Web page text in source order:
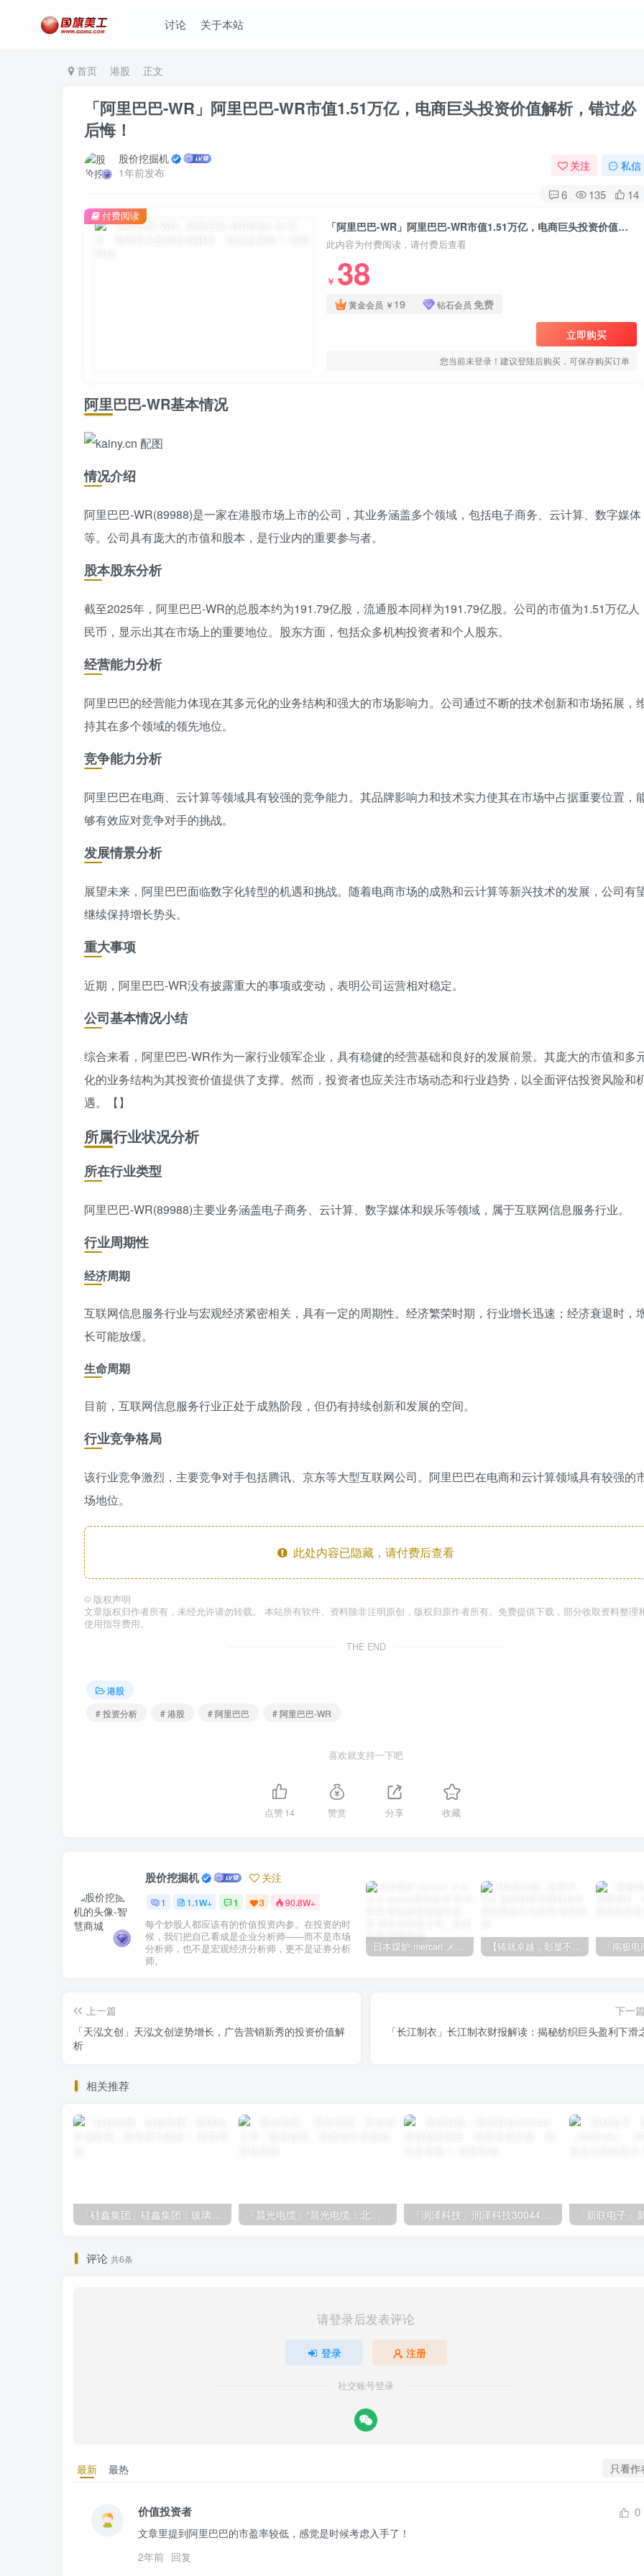
讨论 关于本站
首页 港股 正文
「阿里巴巴-WR」阿里巴巴-WR市值1.51万亿，电商巨头投资价值解析，错过必
后悔！
股价挖掘机
1年前发布
关注 私信
6 135 14
「阿里巴巴-WR」阿里巴巴-WR市值1.51万亿，电商巨头投资价值解析，错过必后悔！
此内容为付费阅读，请付费后查看
￥ 38
黄金会员 ￥ 19 钻石会员 免费
立即购买
您当前未登录！建议登陆后购买，可保存购买订单
付费阅读
阿里巴巴-WR基本情况
情况介绍
阿里巴巴-WR(89988)是一家在港股市场上市的公司，其业务涵盖多个领域，包括电子商务、云计算、数字媒体
等。公司具有庞大的市值和股本，是行业内的重要参与者。
股本股东分析
截至2025年，阿里巴巴-WR的总股本约为191.79亿股，流通股本同样为191.79亿股。公司的市值为1.51万亿人
民币，显示出其在市场上的重要地位。股东方面，包括众多机构投资者和个人股东。
经营能力分析
阿里巴巴的经营能力体现在其多元化的业务结构和强大的市场影响力。公司通过不断的技术创新和市场拓展，
持其在多个领域的领先地位。
竞争能力分析
阿里巴巴在电商、云计算等领域具有较强的竞争能力。其品牌影响力和技术实力使其在市场中占据重要位置，
够有效应对竞争对手的挑战。
发展情景分析
展望未来，阿里巴巴面临数字化转型的机遇和挑战。随着电商市场的成熟和云计算等新兴技术的发展，公司有
继续保持增长势头。
重大事项
近期，阿里巴巴-WR没有披露重大的事项或变动，表明公司运营相对稳定。
公司基本情况小结
综合来看，阿里巴巴-WR作为一家行业领军企业，具有稳健的经营基础和良好的发展前景。其庞大的市值和多
化的业务结构为其投资价值提供了支撑。然而，投资者也应关注市场动态和行业趋势，以全面评估投资风险和
遇。【】
所属行业状况分析
所在行业类型
阿里巴巴-WR(89988)主要业务涵盖电子商务、云计算、数字媒体和娱乐等领域，属于互联网信息服务行业。
行业周期性
经济周期
互联网信息服务行业与宏观经济紧密相关，具有一定的周期性。经济繁荣时期，行业增长迅速；经济衰退时，
长可能放缓。
生命周期
目前，互联网信息服务行业正处于成熟阶段，但仍有持续创新和发展的空间。
行业竞争格局
该行业竞争激烈，主要竞争对手包括腾讯、京东等大型互联网公司。阿里巴巴在电商和云计算领域具有较强的
场地位。
此处内容已隐藏，请付费后查看
© 版权声明
文章版权归作者所有，未经允许请勿转载。 本站所有软件、资料除非注明原创，版权归原作者所有。免费提供下载，部分收取资料整理
使用指导费用。
THE END
港股
# 投资分析
# 港股 # 阿里巴巴 # 阿里巴巴-WR
喜欢就支持一下吧
点赞14 赞赏 分享 收藏
股价挖掘机 关注
1 1.1W+ 1 3 90.8W+
每个炒股人都应该有的价值投资内参。在投资的时
候，我们把自己看成是企业分析师——而不是市场
分析师，也不是宏观经济分析师，更不是证券分析
师。
日本煤炉 mercari メルカリ cookie提取技术 安卓 苹果 雷电模拟器都可提取,指纹浏览器上号。技术支持 【铸就卓越，彰显不凡】顶级财富管理机构专属官网设计与咨询
上一篇
「天泓文创」天泓文创逆势增长，广告营销新秀的投资价值解
析
下一
「长江制衣」长江制衣财报解读：揭秘纺织巨头盈利下滑
相关推荐
「硅鑫集团」硅鑫集团：玻璃钢市场新宠，投资潜力揭秘！ 「晨光电缆」“晨光电缆：北交所上市，盈利稳定，但面临行业挑战 「润泽科技」润泽科技300442，营收翻倍增长，投资价值凸显，错过必后悔！
评论 共6条
请登录后发表评论
登录 注册
社交账号登录
最新 最热 只看作
价值投资者 0
文章里提到阿里巴巴的市盈率较低，感觉是时候考虑入手了！
2年前 回复